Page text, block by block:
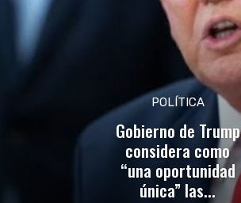
POLÍTICA
Gobierno de Trump
considera como
“una oportunidad
única” las...